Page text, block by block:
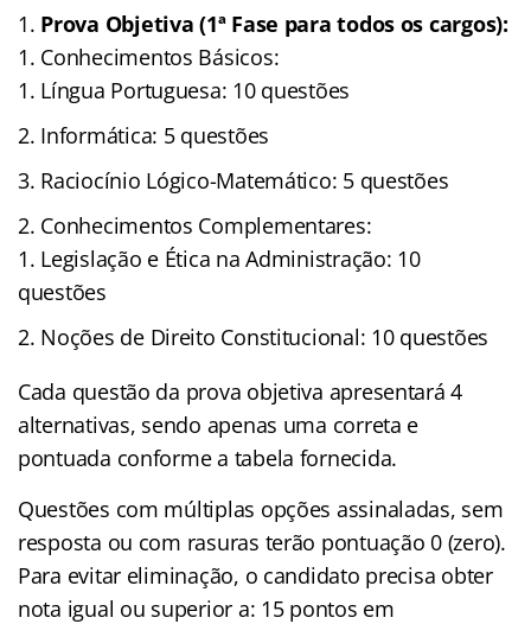
Prova Objetiva (1ª Fase para todos os cargos):
Conhecimentos Básicos:
Língua Portuguesa: 10 questões
Informática: 5 questões
Raciocínio Lógico-Matemático: 5 questões
Conhecimentos Complementares:
Legislação e Ética na Administração: 10
questões
Noções de Direito Constitucional: 10 questões
Cada questão da prova objetiva apresentará 4
alternativas, sendo apenas uma correta e
pontuada conforme a tabela fornecida.
Questões com múltiplas opções assinaladas, sem
resposta ou com rasuras terão pontuação 0 (zero).
Para evitar eliminação, o candidato precisa obter
nota igual ou superior a: 15 pontos em